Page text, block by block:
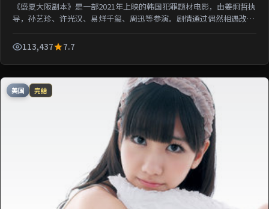
《盛夏大阪副本》是一部2021年上映的韩国犯罪题材电影，由姜炯哲执
导，孙艺珍、许光汉、易烊千玺、周迅等参演。剧情通过偶然相遇改写
113,437
7.7
美国 完结